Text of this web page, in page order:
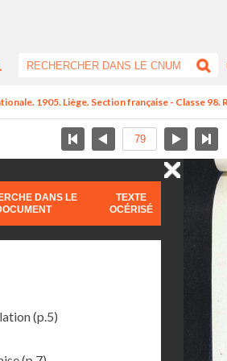
1905. Liège. Section française - Classe 98.
DANS LE
TEXTE
OCÉRISÉ
(p.5)